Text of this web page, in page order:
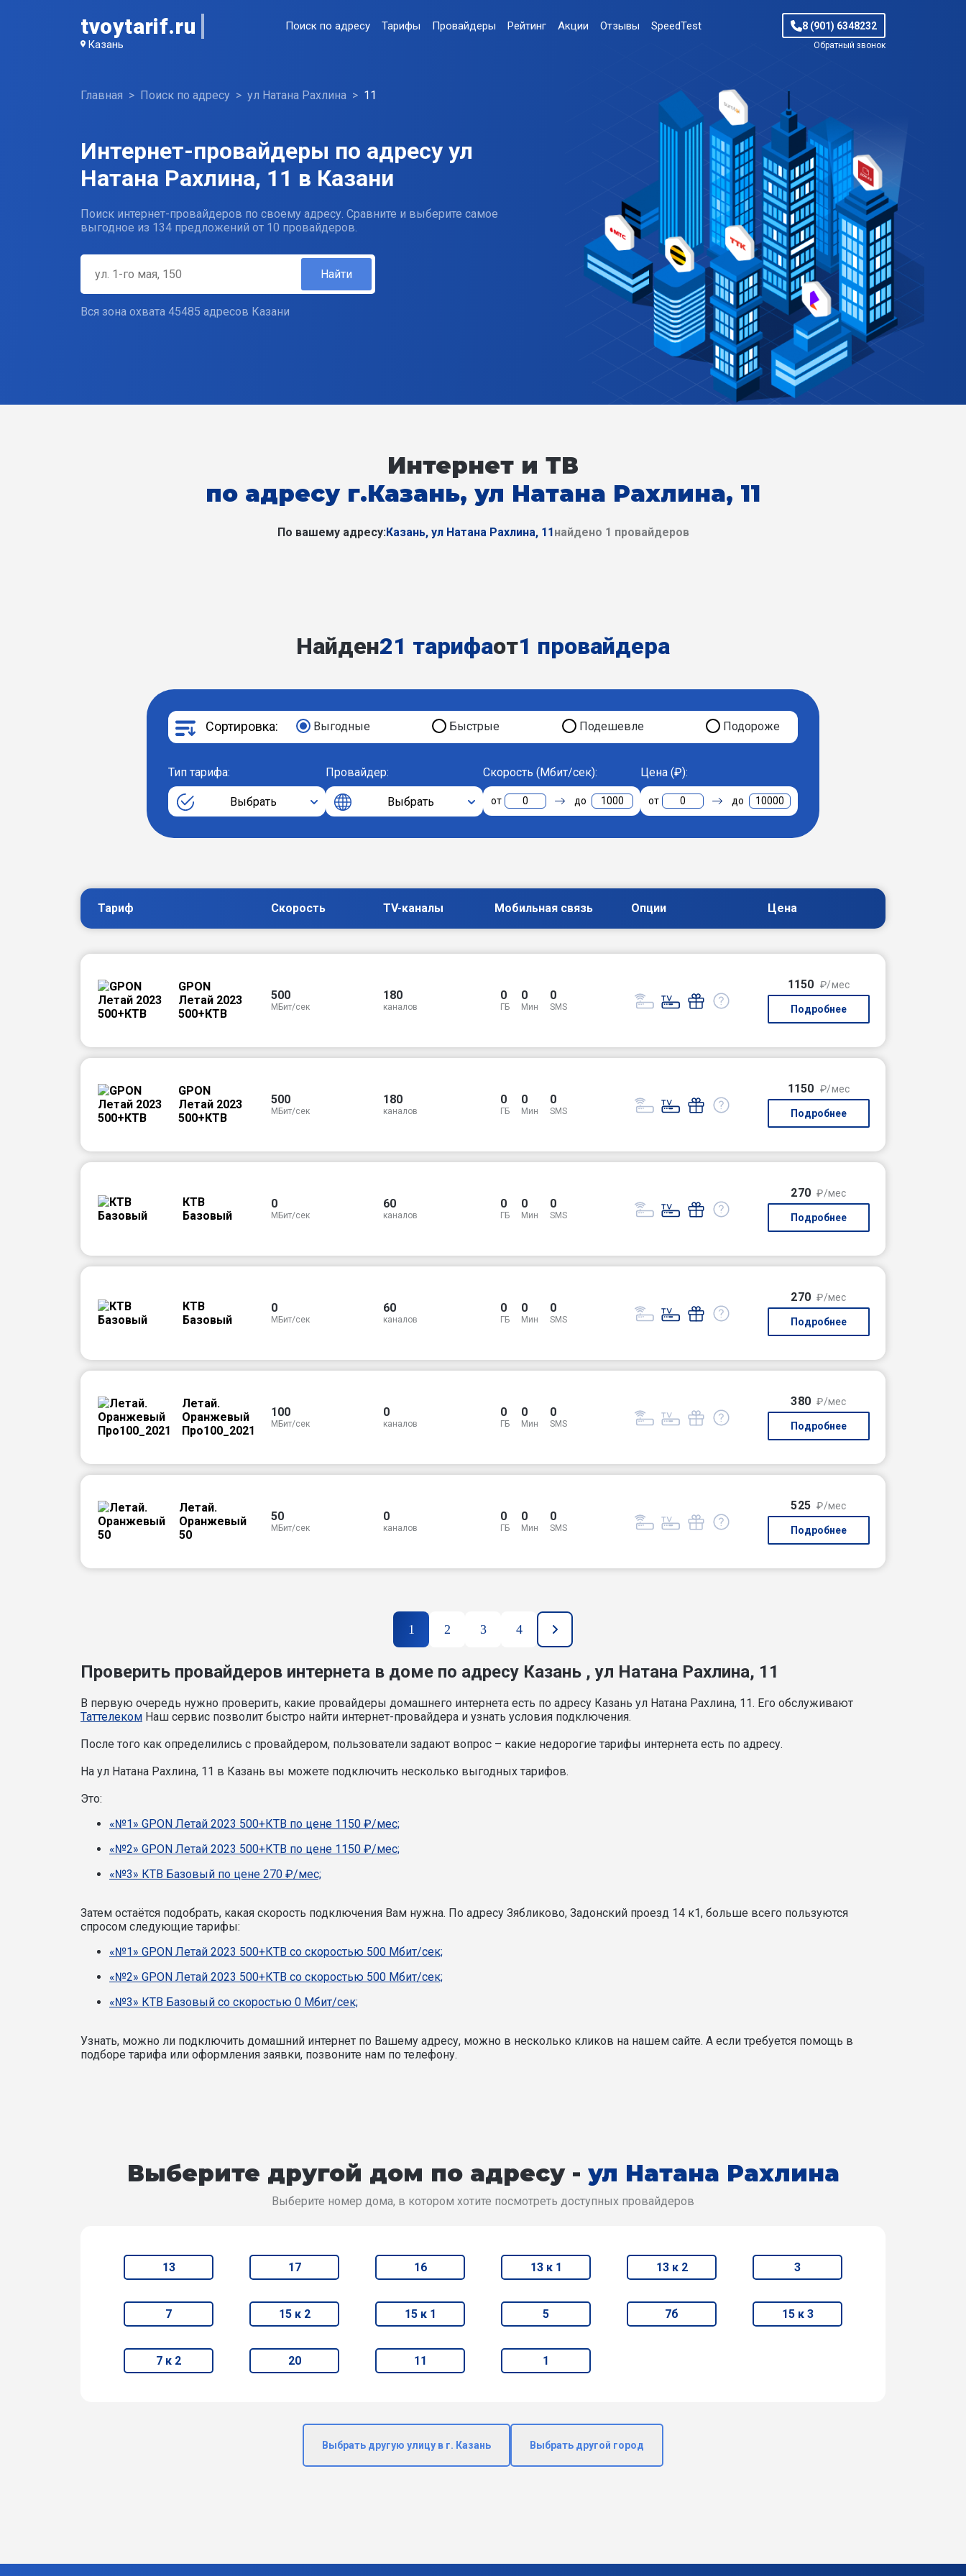
tvoytarif.ru
Казань
Поиск по адресу Тарифы Провайдеры Рейтинг Акции Отзывы SpeedTest 8 (901) 6348232
Обратный звонок
Главная Поиск по адресу ул Натана Рахлина 11
Интернет-провайдеры по адресу ул
Натана Рахлина, 11 в Казани
Поиск интернет-провайдеров по своему адресу. Сравните и выберите самое
выгодное из 134 предложений от 10 провайдеров.
Найти
Вся зона охвата 45485 адресов Казани
Интернет и ТВ
по адресу г.Казань, ул Натана Рахлина, 11
По вашему адресу: Казань, ул Натана Рахлина, 11 найдено 1 провайдеров
Найден21 тарифаот1 провайдера
Сортировка: Выгодные Быстрые Подешевле Подороже
Тип тарифа:
Выбрать
Провайдер:
Выбрать
Скорость (Мбит/сек):
0 1000
Цена (₽):
0 10000
Тариф Скорость TV-каналы Мобильная связь Опции Цена
GPON
Летай 2023
500+КТВ
500
МБит/сек
180
каналов
0
ГБ
0
Мин
0
SMS
1150 ₽/мес
Подробнее
GPON
Летай 2023
500+КТВ
500
МБит/сек
180
каналов
0
ГБ
0
Мин
0
SMS
1150 ₽/мес
Подробнее
КТВ
Базовый
0
МБит/сек
60
каналов
0
ГБ
0
Мин
0
SMS
270 ₽/мес
Подробнее
КТВ
Базовый
0
МБит/сек
60
каналов
0
ГБ
0
Мин
0
SMS
270 ₽/мес
Подробнее
Летай.
Оранжевый
Про100_2021
100
МБит/сек
0
каналов
0
ГБ
0
Мин
0
SMS
380 ₽/мес
Подробнее
Летай.
Оранжевый
50
50
МБит/сек
0
каналов
0
ГБ
0
Мин
0
SMS
525 ₽/мес
Подробнее
1 2 3 4
Проверить провайдеров интернета в доме по адресу Казань , ул Натана Рахлина, 11
В первую очередь нужно проверить, какие провайдеры домашнего интернета есть по адресу Казань ул Натана Рахлина, 11. Его обслуживают
Таттелеком Наш сервис позволит быстро найти интернет-провайдера и узнать условия подключения.
После того как определились с провайдером, пользователи задают вопрос – какие недорогие тарифы интернета есть по адресу.
На ул Натана Рахлина, 11 в Казань вы можете подключить несколько выгодных тарифов.
Это:
«№1» GPON Летай 2023 500+КТВ по цене 1150 ₽/мес;
«№2» GPON Летай 2023 500+КТВ по цене 1150 ₽/мес;
«№3» КТВ Базовый по цене 270 ₽/мес;
Затем остаётся подобрать, какая скорость подключения Вам нужна. По адресу Зябликово, Задонский проезд 14 к1, больше всего пользуются
спросом следующие тарифы:
«№1» GPON Летай 2023 500+КТВ со скоростью 500 Мбит/сек;
«№2» GPON Летай 2023 500+КТВ со скоростью 500 Мбит/сек;
«№3» КТВ Базовый со скоростью 0 Мбит/сек;
Узнать, можно ли подключить домашний интернет по Вашему адресу, можно в несколько кликов на нашем сайте. А если требуется помощь в
подборе тарифа или оформления заявки, позвоните нам по телефону.
Выберите другой дом по адресу - ул Натана Рахлина
Выберите номер дома, в котором хотите посмотреть доступных провайдеров
13 17 16 13 к 1 13 к 2 3
7 15 к 2 15 к 1 5 7б 15 к 3
7 к 2 20 11 1
Выбрать другую улицу в г. Казань Выбрать другой город